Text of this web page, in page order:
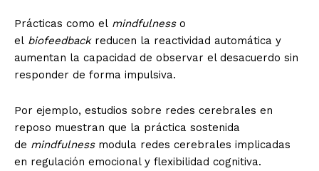
Prácticas como el mindfulness o
el biofeedback reducen la reactividad automática y
aumentan la capacidad de observar el desacuerdo sin
responder de forma impulsiva.
Por ejemplo, estudios sobre redes cerebrales en
reposo muestran que la práctica sostenida
de mindfulness modula redes cerebrales implicadas
en regulación emocional y flexibilidad cognitiva.